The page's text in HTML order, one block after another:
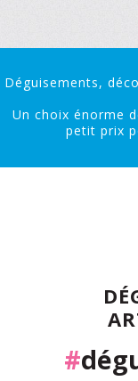
Déguisements,
Un choix énorme
petit prix
#